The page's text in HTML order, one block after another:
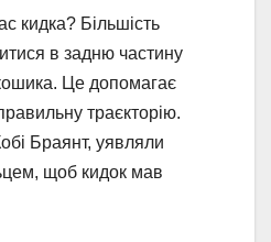
кидка? Більшість
в задню частину
Це допомагає
траєкторію.
Браянт, уявляли
щоб кидок мав